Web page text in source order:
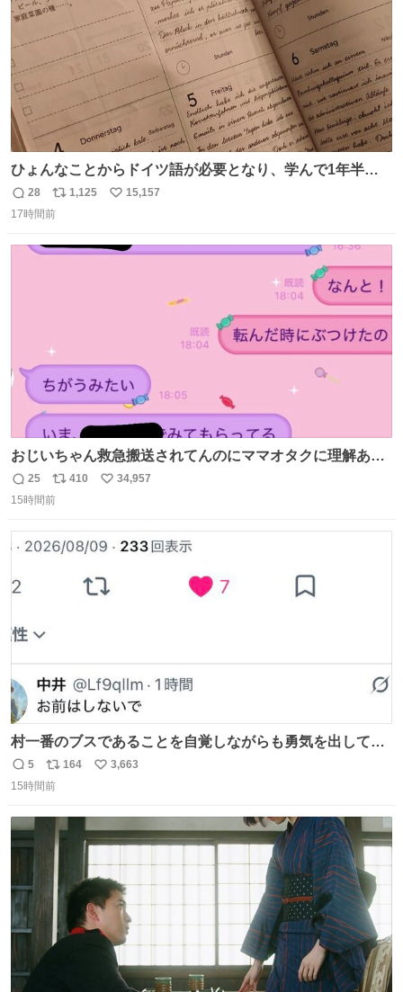
ひょんなことからドイツ語が必要となり、学んで1年半に
なる。 ちなみに最初の半年で『必携ドイツ文法総まとめ』
と『重要単語4000』を数十周して丸暗記した。読み書きに
Geminiの添削もエラーの指摘は激減し、上級の表現を教え
返
信
28
リ
ポ
ト
1,125
い
数
15,157
17時間前
おじいちゃん救急搬送されてんのにママオタクに理解あっ
て不謹慎だけどウケる
返
信
25
リ
ポ
ト
410
い
数
34,957
15時間前
村一番のブスであることを自覚しながらも勇気を出して村
長の息子に恋文を書いたら翌日村の共用井戸に捨てられて
たときの顔になった
返
信
5
リ
ポ
ト
数
164
い
数
3,663
15時間前